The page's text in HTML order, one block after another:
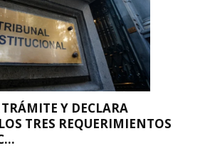
Y DECLARA
TRES REQUERIMIENTOS